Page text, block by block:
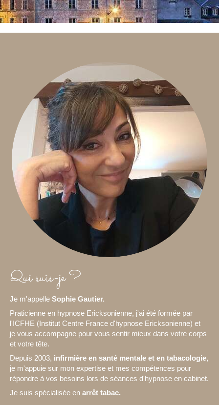
Qui suis-je ?
Je m'appelle Sophie Gautier.
Praticienne en hypnose Ericksonienne, j'ai été formée par
l'ICFHE (Institut Centre France d'hypnose Ericksonienne) et
je vous accompagne pour vous sentir mieux dans votre corps
et votre tête.
Depuis 2003, infirmière en santé mentale et en tabacologie,
je m'appuie sur mon expertise et mes compétences pour
répondre à vos besoins lors de séances d'hypnose en cabinet.
Je suis spécialisée en arrêt tabac.